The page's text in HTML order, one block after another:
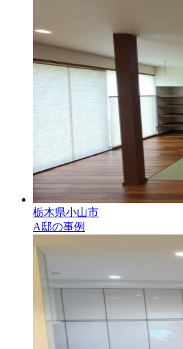
栃木県小山市
A邸の事例